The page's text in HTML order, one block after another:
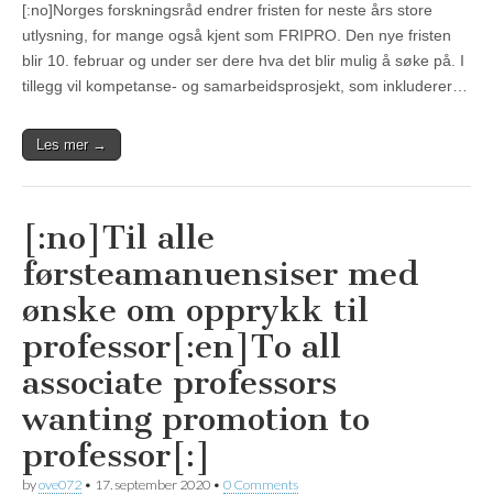
[:no]Norges forskningsråd endrer fristen for neste års store
utlysning, for mange også kjent som FRIPRO. Den nye fristen
blir 10. februar og under ser dere hva det blir mulig å søke på. I
tillegg vil kompetanse- og samarbeidsprosjekt, som inkluderer…
Les mer →
[:no]Til alle
førsteamanuensiser med
ønske om opprykk til
professor[:en]To all
associate professors
wanting promotion to
professor[:]
byove072 • 17. september 2020 • 0 Comments